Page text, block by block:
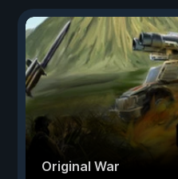
Original War